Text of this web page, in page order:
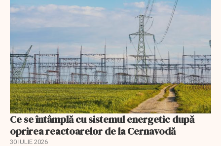
Ce se întâmplă cu sistemul energetic după
oprirea reactoarelor de la Cernavodă
30 IULIE 2026